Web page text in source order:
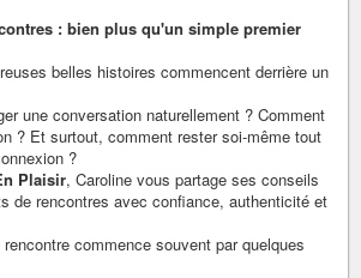
: bien plus qu'un simple premier
belles histoires commencent derrière un
une conversation naturellement ? Comment
? Et surtout, comment rester soi-même tout
?
Plaisir, Caroline vous partage ses conseils
de rencontres avec confiance, authenticité et
commence souvent par quelques